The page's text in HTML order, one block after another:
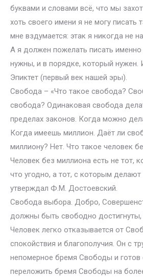
буквами и словами всё, что мы
хоть своего имени я не могу писать
мне вздумается: этак я никогда не
А я должен пожелать писать именно
нужны, и в порядке, который нужен.
Эпиктет (первый век нашей эры).
Свобода – «Что такое свобода?
свобода? Одинаковая свобода
пределах законов. Когда можно
Когда имеешь миллион. Даёт ли
миллиону? Нет. Что такое человек
Человек без миллиона есть не тот,
что угодно, а тот, с которым делают
утверждал Ф.М. Достоевский.
Свобода выбора. Добро,
должны быть свободно достигнуты,
Человек легко отказывается от
спокойствия и благополучия. Он с
непомерное бремя Свободы и готов
переложить бремя Свободы на